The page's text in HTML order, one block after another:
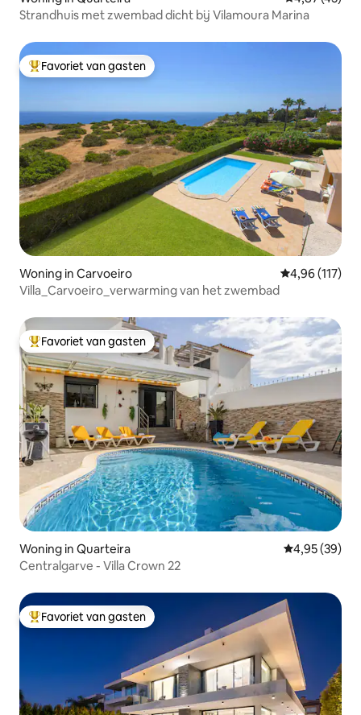
Strandhuis met zwembad dicht bij Vilamoura Marina
Topfavoriet van gasten
Favoriet van gasten
Woning in Carvoeiro Gemiddelde
4,96 (117)
Villa_Carvoeiro_verwarming van het zwembad
Topfavoriet van gasten
Favoriet van gasten
Woning in Quarteira Gemiddelde
4,95 (39)
Centralgarve - Villa Crown 22
Topfavoriet van gasten
Favoriet van gasten